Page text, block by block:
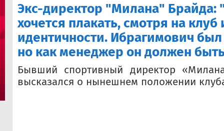
Экс-директор "Милана" Брайда:
хочется плакать, смотря на клуб
идентичности. Ибрагимович
но как менеджер он должен
Бывший спортивный директор
высказался о нынешнем положении